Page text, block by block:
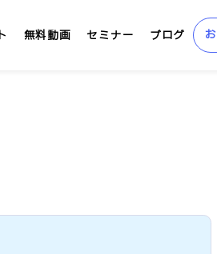
ー
ップLMS &IT
無料動画 セミナー ブログ